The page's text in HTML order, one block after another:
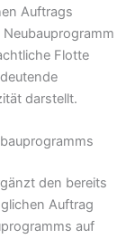
Auftrags
Flotte
darstellt.
den bereits
Auftrag
auf